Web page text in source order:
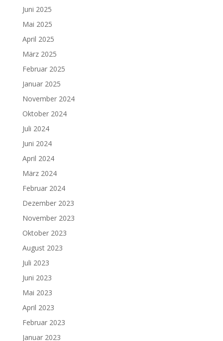
Juni 2025
Mai 2025
April 2025
März 2025
Februar 2025
Januar 2025
November 2024
Oktober 2024
Juli 2024
Juni 2024
April 2024
März 2024
Februar 2024
Dezember 2023
November 2023
Oktober 2023
August 2023
Juli 2023
Juni 2023
Mai 2023
April 2023
Februar 2023
Januar 2023